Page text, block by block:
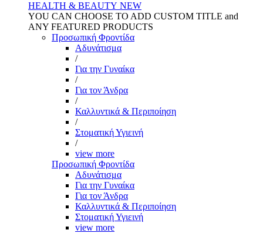
HEALTH & BEAUTY NEW
YOU CAN CHOOSE TO ADD CUSTOM TITLE and
ANY FEATURED PRODUCTS
Προσωπική Φροντίδα
Αδυνάτισμα
/
Για την Γυναίκα
/
Για τον Άνδρα
/
Καλλυντικά & Περιποίηση
/
Στοματική Υγιεινή
/
view more
Προσωπική Φροντίδα
Αδυνάτισμα
Για την Γυναίκα
Για τον Άνδρα
Καλλυντικά & Περιποίηση
Στοματική Υγιεινή
view more